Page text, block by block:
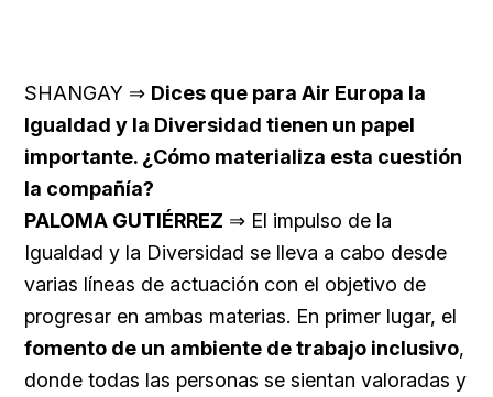
SHANGAY ⇒ Dices que para Air Europa la
Igualdad y la Diversidad tienen un papel
importante. ¿Cómo materializa esta cuestión
la compañía?
PALOMA GUTIÉRREZ ⇒ El impulso de la
Igualdad y la Diversidad se lleva a cabo desde
varias líneas de actuación con el objetivo de
progresar en ambas materias. En primer lugar, el
fomento de un ambiente de trabajo inclusivo,
donde todas las personas se sientan valoradas y